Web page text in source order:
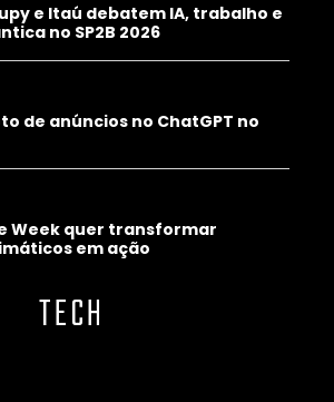
e Itaú debatem IA, trabalho e
no SP2B 2026
de anúncios no ChatGPT no
Week quer transformar
em ação
TECH